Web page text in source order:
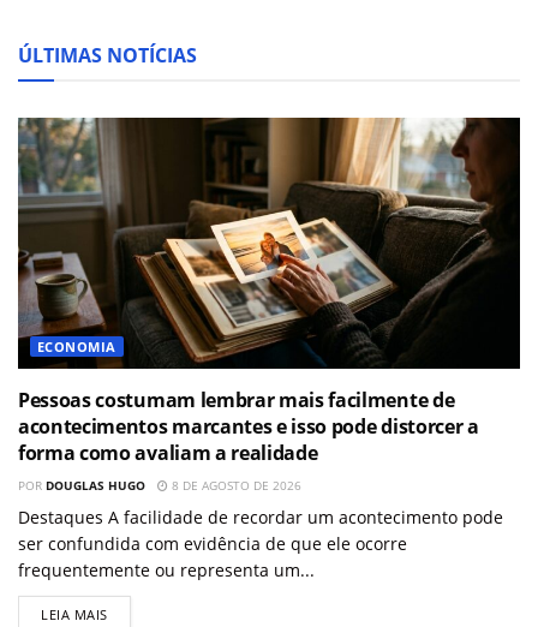
ÚLTIMAS NOTÍCIAS
ECONOMIA
Pessoas costumam lembrar mais facilmente de
acontecimentos marcantes e isso pode distorcer a
forma como avaliam a realidade
POR DOUGLAS HUGO 8 DE AGOSTO DE 2026
Destaques A facilidade de recordar um acontecimento pode
ser confundida com evidência de que ele ocorre
frequentemente ou representa um...
LEIA MAIS